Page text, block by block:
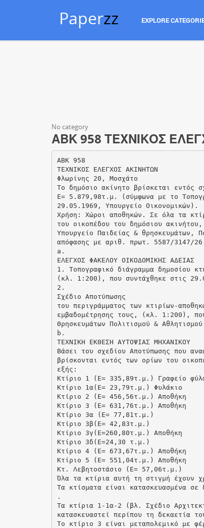
Paperzz EXPLORE
No category
ΑΒΚ 958 ΤΕΧΝΙΚΟΣ
ΑΒΚ 958
ΤΕΧΝΙΚΟΣ ΕΛΕΓΧΟΣ ΑΚΙΝΗΤΩΝ
Φλωρίνης 20, Μοσχάτο
Το δημόσιο ακίνητο βρίσκεται εντός
Ε= 5.879,98τ.μ. (σύμφωνα με το
29.05.1969, Υπουργείο Οικονομικών).
Χρήση: Χώροι αποθηκών. Σε όλα τα
του οικοπέδου του δημόσιου
Υπουργείο Παιδείας & θρησκευμάτων,
απόφασης με αριθ. πρωτ. 5587/3147/
a.
ΕΛΕΓΧΟΣ ΦΑΚΕΛΟΥ ΟΙΚΟΔΟΜΙΚΗΣ ΑΔΕΙΑΣ
1. Τοπογραφικό διάγραμμα δημοσίου
(κλ. 1:200), που συντάχθηκε στις
2.
Σχέδιο Αποτύπωσης
του περιγράμματος των κτιρίων-
εμβαδομέτρησης τους, (κλ. 1:200),
Θρησκευμάτων Πολιτισμού &
b.
ΤΕΧΝΙΚΗ ΕΚΘΕΣΗ ΑΥΤΟΨΙΑΣ ΜΗΧΑΝΙΚΟΥ
Βάσει του σχεδίου Αποτύπωσης που
βρίσκονται εντός των ορίων του
εξής:
Κτίριο 1 (Ε= 335,89τ.μ.) Γραφείο
Κτίριο 1α(Ε= 23,79τ.μ.) Φυλάκιο
Κτίριο 2 (Ε= 456,56τ.μ.) Αποθήκη
Κτίριο 3 (Ε= 631,76τ.μ.) Αποθήκη
Κτίριο 3α (Ε= 77,81τ.μ.)
Κτίριο 3β(Ε= 42,83τ.μ.)
Κτίριο 3γ(Ε=260,80τ.μ.) Αποθήκη
Κτίριο 3δ(Ε=24,30 τ.μ.)
Κτίριο 4 (Ε= 673,67τ.μ.) Αποθήκη
Κτίριο 5 (Ε= 551,04τ.μ.) Αποθήκη
Κτ. Λεβητοστάσιο (Ε= 57,06τ.μ.)
Όλα τα κτίρια αυτή τη στιγμή έχουν
Τα κτίσματα είναι κατασκευασμένα σε
.
Τα κτίρια 1-1α-2 (βλ. Σχέδιο
κατασκευαστεί περίπου τη δεκαετία
Το κτίριο 3 είναι μεταπολεμικό με